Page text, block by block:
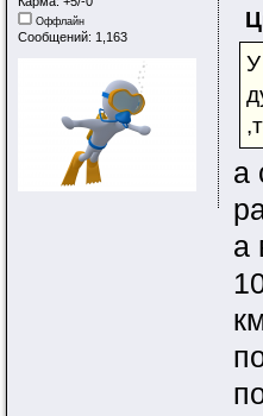
Оффлайн
Сообщений: 1,163
а
а